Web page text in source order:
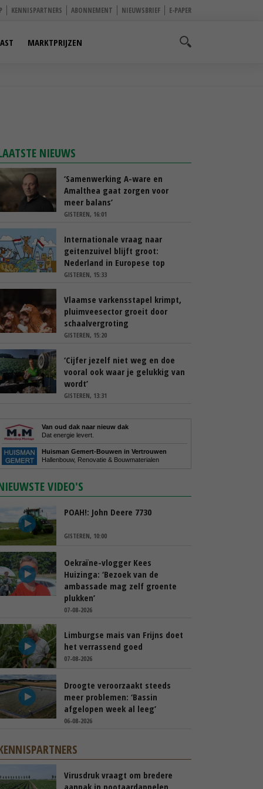
KENNISPARTNERS ABONNEMENT NIEUWSBRIEF E-PAPER
MARKTPRIJZEN
NIEUWS
‘Samenwerking A-ware en
Amalthea gaat zorgen voor
meer balans’
GISTEREN, 16:01
Internationale vraag naar
geitenzuivel blijft groot:
Nederland in Europese top
GISTEREN, 15:33
Vlaamse varkensstapel krimpt,
pluimveesector groeit door
schaalvergroting
GISTEREN, 15:20
‘Cijfer jezelf niet weg en doe
vooral ook waar je gelukkig van
wordt’
GISTEREN, 13:31
Van oud dak naar nieuw dak
Dat energie levert.
Huisman Gemert-Bouwen in Vertrouwen
Hallenbouw, Renovatie & Bouwmaterialen
VIDEO'S
POAH!: John Deere 7730
GISTEREN, 10:00
Oekraïne-vlogger Kees
Huizinga: ‘Bezoek van de
ambassade mag zelf groente
plukken’
07-08-2026
Limburgse mais van Frijns doet
het verrassend goed
07-08-2026
Droogte veroorzaakt steeds
meer problemen: ‘Bassin
afgelopen week al leeg’
06-08-2026
Virusdruk vraagt om bredere
aanpak in pootaardappelen